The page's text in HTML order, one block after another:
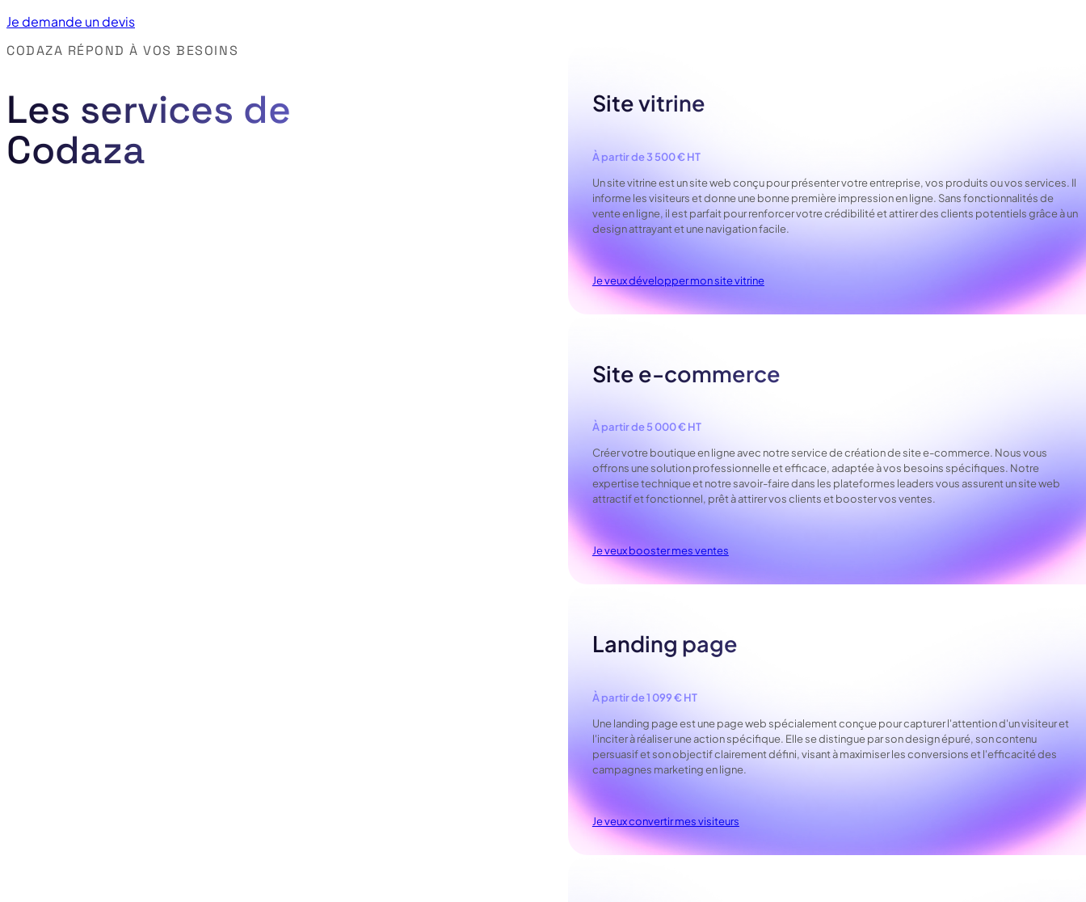
Je demande un devis
Les services de
Codaza
CODAZA RÉPOND À VOS BESOINS
Site vitrine
À partir de 3 500 € HT
Un site vitrine est un site web conçu pour présenter votre entreprise, vos produits ou vos services. Il
informe les visiteurs et donne une bonne première impression en ligne. Sans fonctionnalités de
vente en ligne, il est parfait pour renforcer votre crédibilité et attirer des clients potentiels grâce à un
design attrayant et une navigation facile.
Je veux développer mon site vitrine
Site e-commerce
À partir de 5 000 € HT
Créer votre boutique en ligne avec notre service de création de site e-commerce. Nous vous
offrons une solution professionnelle et efficace, adaptée à vos besoins spécifiques. Notre
expertise technique et notre savoir-faire dans les plateformes leaders vous assurent un site web
attractif et fonctionnel, prêt à attirer vos clients et booster vos ventes.
Je veux booster mes ventes
Landing page
À partir de 1 099 € HT
Une landing page est une page web spécialement conçue pour capturer l'attention d'un visiteur et
l'inciter à réaliser une action spécifique. Elle se distingue par son design épuré, son contenu
persuasif et son objectif clairement défini, visant à maximiser les conversions et l'efficacité des
campagnes marketing en ligne.
Je veux convertir mes visiteurs